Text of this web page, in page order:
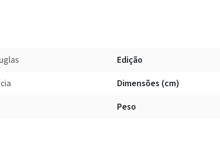
Edição
Dimensões (cm)
Peso